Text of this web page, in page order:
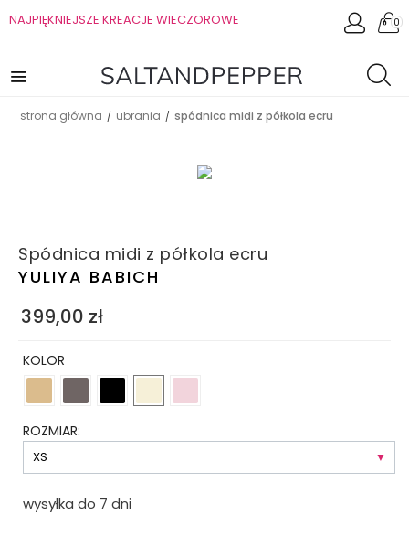
NAJPIĘKNIEJSZE KREACJE WIECZOROWE 0
strona główna / ubrania / spódnica midi z półkola ecru
Spódnica midi z półkola ecru
YULIYA BABICH
399,00 zł
KOLOR
ROZMIAR:
wysyłka do 7 dni